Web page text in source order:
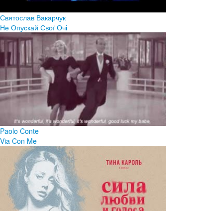
Святослав Вакарчук
Не Опускай Свої Очі
Paolo Conte
Via Con Me